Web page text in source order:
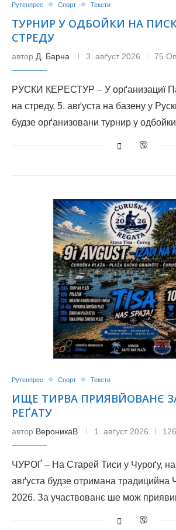
Рутенпрес Спорт Тексти
TУРНИР У ОДБОЙКИ НА
СТРЕДУ
автор Д. Барна 3. авґуст 2026 75
РУСКИ КЕРЕСТУР – У орґанизациї
на стреду, 5. авґуста на базену у
будзе орґанизовани турнир у
Рутенпрес Спорт Тексти
ИЩЕ ТИРВА ПРИЯВЙОВАНЄ
РЕҐАТУ
автор ВероникаВ 1. авґуст 2026
ЧУРОҐ – На Старей Тиси у Чуроґу,
авґуста будзе отримана традицийна
2026. За участвованє ше мож